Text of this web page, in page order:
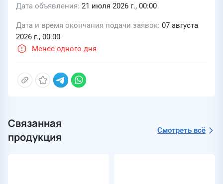
Дата объявления 21 июля 2026 г., 00:00
Дата и время окончания подачи заявок 07 августа
2026 г., 00:00
Менее одного дня
Связанная
продукция
Смотреть всё